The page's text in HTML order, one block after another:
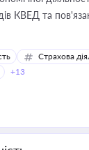
КВЕД та
Страхова
+13